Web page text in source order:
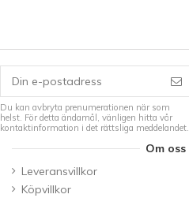
Du kan avbryta prenumerationen när som
helst. För detta ändamål, vänligen hitta vår
kontaktinformation i det rättsliga meddelandet.
Om oss
Leveransvillkor
Köpvillkor